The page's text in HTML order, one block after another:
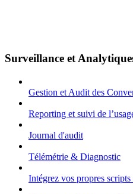
Surveillance et
Gestion et Audit des
Reporting et suivi de
Journal d'audit
Télémétrie & Diagnostic
Intégrez vos propres